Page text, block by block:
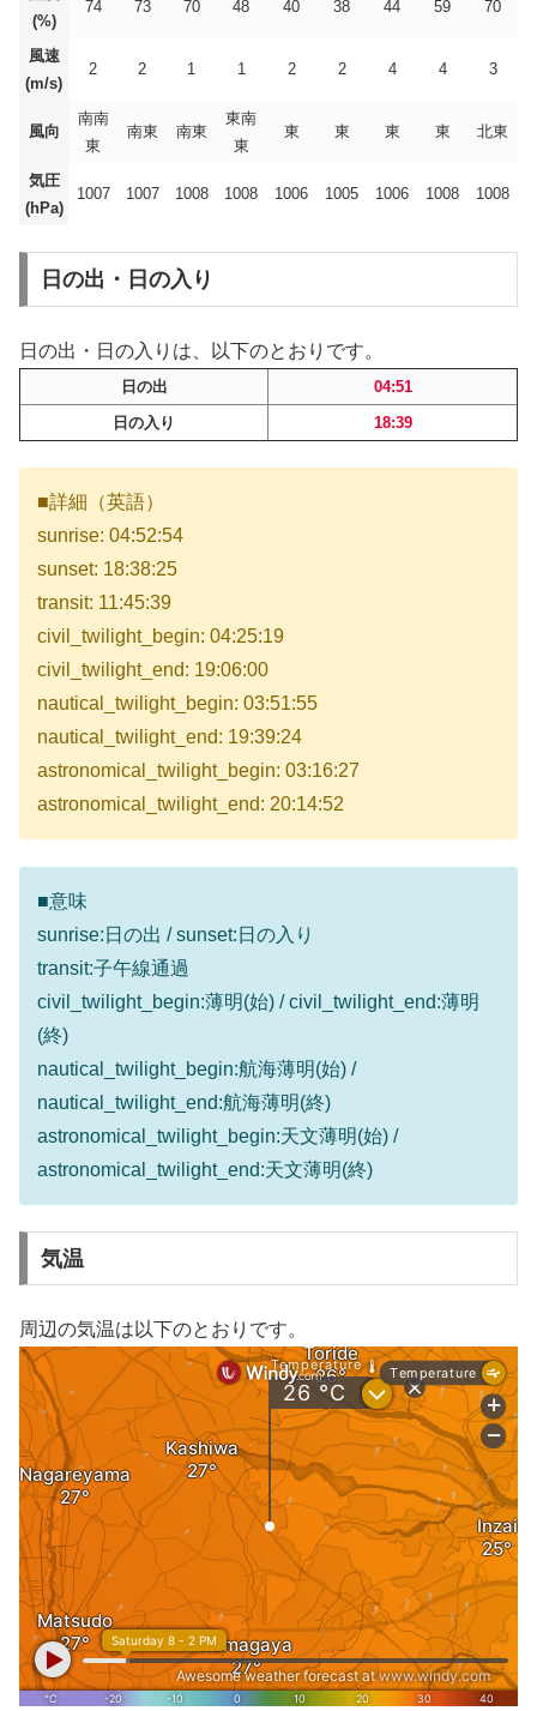
(%)
74 73 70 48 40 38 44 59 70
風速
(m/s)
2 2 1 1 2 2 4 4 3
風向
南南
東
南東 南東
東南
東
東 東 東 東 北東
気圧
(hPa)
1007 1007 1008 1008 1006 1005 1006 1008 1008
日の出・日の入り
日の出・日の入りは、以下のとおりです。
日の出
04:51
日の入り
18:39
■詳細（英語）
sunrise: 04:52:54
sunset: 18:38:25
transit: 11:45:39
civil_twilight_begin: 04:25:19
civil_twilight_end: 19:06:00
nautical_twilight_begin: 03:51:55
nautical_twilight_end: 19:39:24
astronomical_twilight_begin: 03:16:27
astronomical_twilight_end: 20:14:52
■意味
sunrise:日の出 / sunset:日の入り
transit:子午線通過
civil_twilight_begin:薄明(始) / civil_twilight_end:薄明
(終)
nautical_twilight_begin:航海薄明(始) /
nautical_twilight_end:航海薄明(終)
astronomical_twilight_begin:天文薄明(始) /
astronomical_twilight_end:天文薄明(終)
気温
周辺の気温は以下のとおりです。